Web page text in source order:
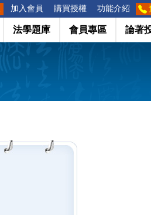
加入會員 購買授權 功能介紹
法學題庫 會員專區 論著